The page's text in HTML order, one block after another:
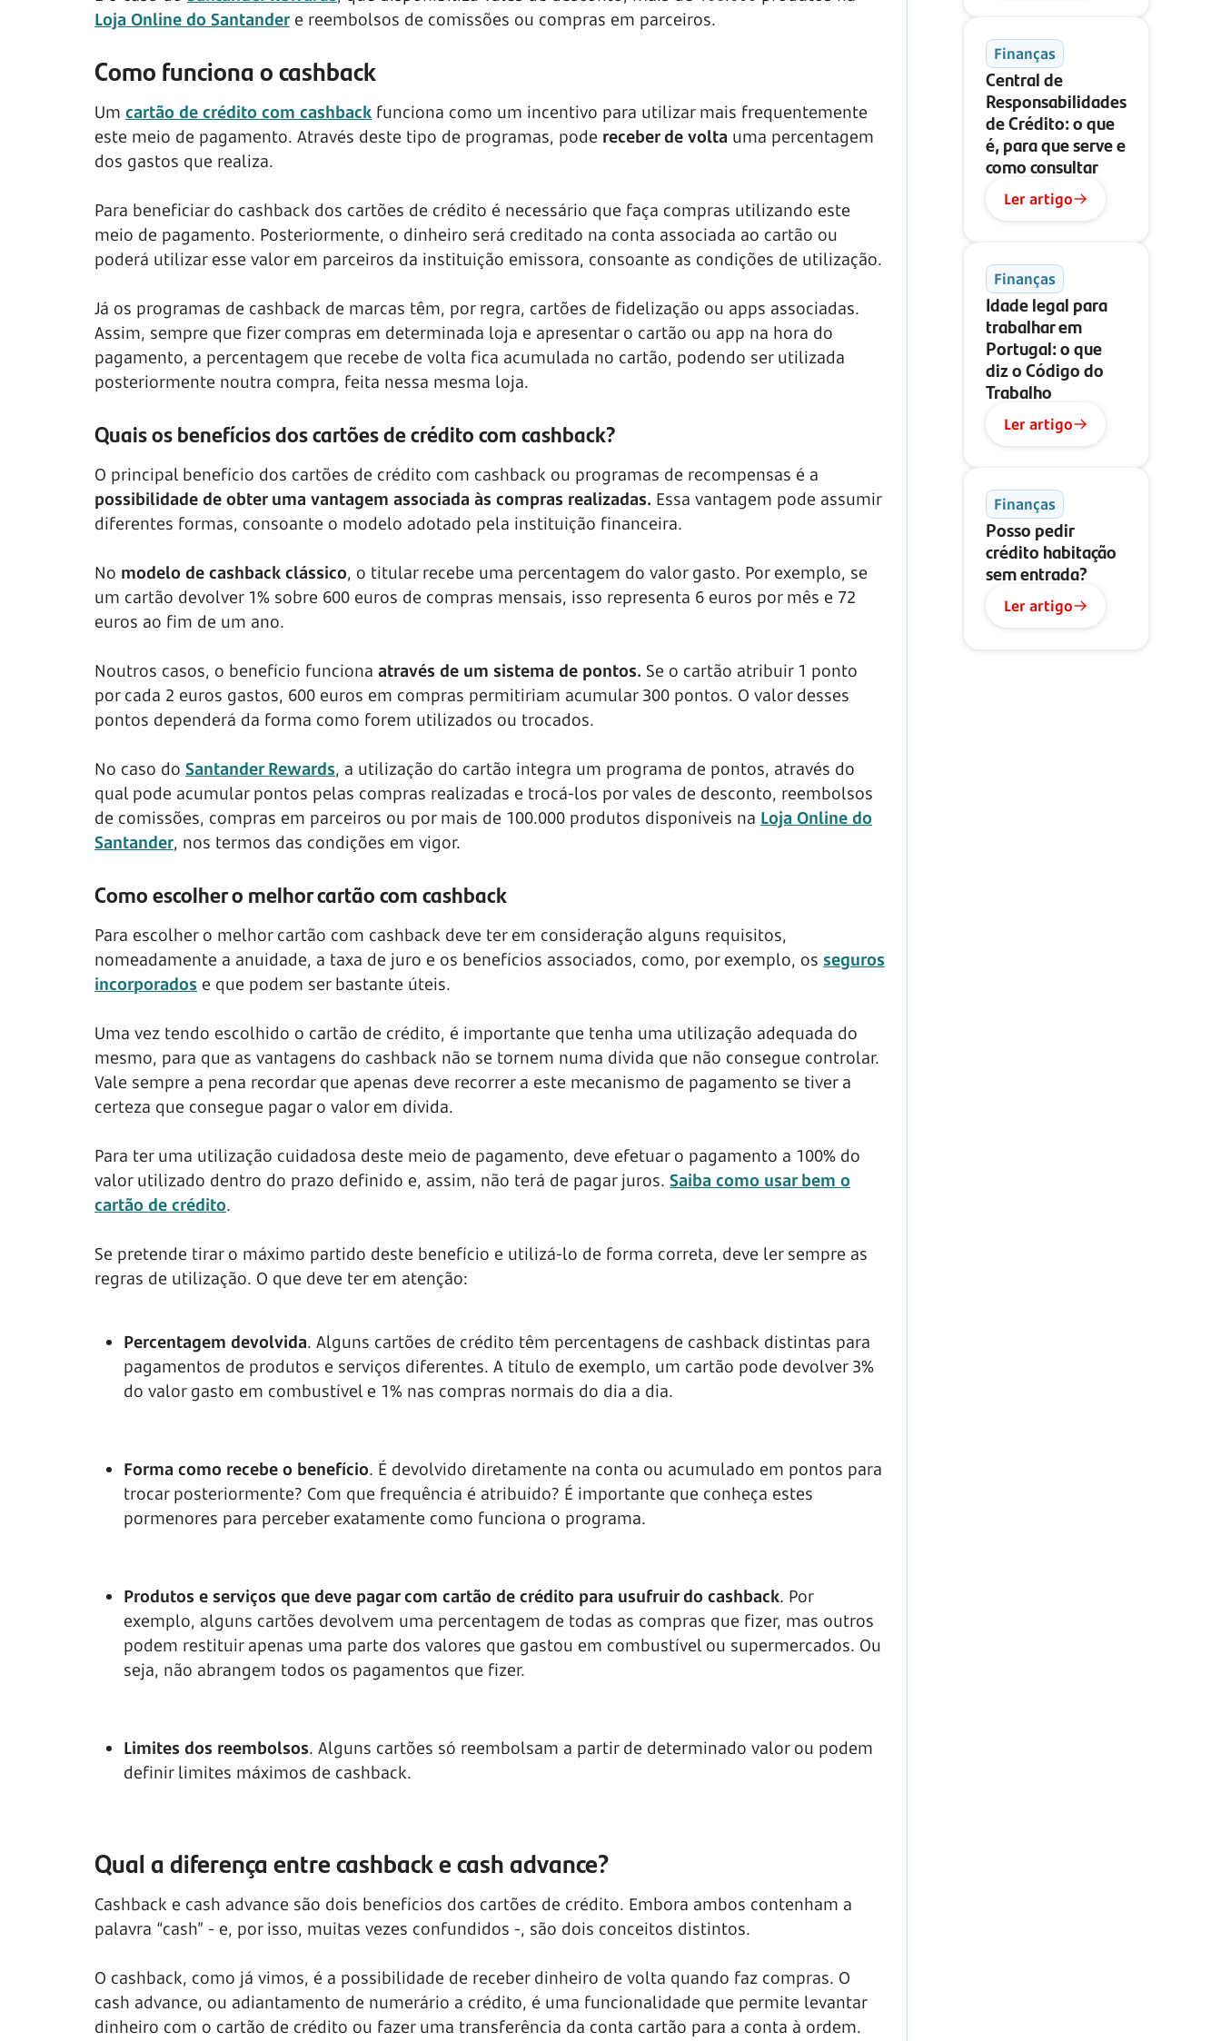
Loja Online do Santander e reembolsos de comissões ou compras em parceiros.
Como funciona o cashback
Um cartão de crédito com cashback funciona como um incentivo para utilizar mais frequentemente
este meio de pagamento. Através deste tipo de programas, pode receber de volta uma percentagem
dos gastos que realiza.
Para beneficiar do cashback dos cartões de crédito é necessário que faça compras utilizando este
meio de pagamento. Posteriormente, o dinheiro será creditado na conta associada ao cartão ou
poderá utilizar esse valor em parceiros da instituição emissora, consoante as condições de utilização.
Já os programas de cashback de marcas têm, por regra, cartões de fidelização ou apps associadas.
Assim, sempre que fizer compras em determinada loja e apresentar o cartão ou app na hora do
pagamento, a percentagem que recebe de volta fica acumulada no cartão, podendo ser utilizada
posteriormente noutra compra, feita nessa mesma loja.
Quais os benefícios dos cartões de crédito com cashback?
O principal benefício dos cartões de crédito com cashback ou programas de recompensas é a
possibilidade de obter uma vantagem associada às compras realizadas. Essa vantagem pode assumir
diferentes formas, consoante o modelo adotado pela instituição financeira.
No modelo de cashback clássico, o titular recebe uma percentagem do valor gasto. Por exemplo, se
um cartão devolver 1% sobre 600 euros de compras mensais, isso representa 6 euros por mês e 72
euros ao fim de um ano.
Noutros casos, o benefício funciona através de um sistema de pontos. Se o cartão atribuir 1 ponto
por cada 2 euros gastos, 600 euros em compras permitiriam acumular 300 pontos. O valor desses
pontos dependerá da forma como forem utilizados ou trocados.
No caso do Santander Rewards, a utilização do cartão integra um programa de pontos, através do
qual pode acumular pontos pelas compras realizadas e trocá-los por vales de desconto, reembolsos
de comissões, compras em parceiros ou por mais de 100.000 produtos disponíveis na Loja Online do
Santander, nos termos das condições em vigor.
Como escolher o melhor cartão com cashback
Para escolher o melhor cartão com cashback deve ter em consideração alguns requisitos,
nomeadamente a anuidade, a taxa de juro e os benefícios associados, como, por exemplo, os seguros
incorporados e que podem ser bastante úteis.
Uma vez tendo escolhido o cartão de crédito, é importante que tenha uma utilização adequada do
mesmo, para que as vantagens do cashback não se tornem numa dívida que não consegue controlar.
Vale sempre a pena recordar que apenas deve recorrer a este mecanismo de pagamento se tiver a
certeza que consegue pagar o valor em dívida.
Para ter uma utilização cuidadosa deste meio de pagamento, deve efetuar o pagamento a 100% do
valor utilizado dentro do prazo definido e, assim, não terá de pagar juros. Saiba como usar bem o
cartão de crédito.
Se pretende tirar o máximo partido deste benefício e utilizá-lo de forma correta, deve ler sempre as
regras de utilização. O que deve ter em atenção:
Percentagem devolvida. Alguns cartões de crédito têm percentagens de cashback distintas para
pagamentos de produtos e serviços diferentes. A título de exemplo, um cartão pode devolver 3%
do valor gasto em combustível e 1% nas compras normais do dia a dia.
Forma como recebe o benefício. É devolvido diretamente na conta ou acumulado em pontos para
trocar posteriormente? Com que frequência é atribuído? É importante que conheça estes
pormenores para perceber exatamente como funciona o programa.
Produtos e serviços que deve pagar com cartão de crédito para usufruir do cashback. Por
exemplo, alguns cartões devolvem uma percentagem de todas as compras que fizer, mas outros
podem restituir apenas uma parte dos valores que gastou em combustível ou supermercados. Ou
seja, não abrangem todos os pagamentos que fizer.
Limites dos reembolsos. Alguns cartões só reembolsam a partir de determinado valor ou podem
definir limites máximos de cashback.
Qual a diferença entre cashback e cash advance?
Cashback e cash advance são dois benefícios dos cartões de crédito. Embora ambos contenham a
palavra “cash” - e, por isso, muitas vezes confundidos -, são dois conceitos distintos.
O cashback, como já vimos, é a possibilidade de receber dinheiro de volta quando faz compras. O
cash advance, ou adiantamento de numerário a crédito, é uma funcionalidade que permite levantar
dinheiro com o cartão de crédito ou fazer uma transferência da conta cartão para a conta à ordem.
Finanças
Central de
Responsabilidades
de Crédito: o que
é, para que serve e
como consultar
Ler artigo
Finanças
Idade legal para
trabalhar em
Portugal: o que
diz o Código do
Trabalho
Ler artigo
Finanças
Posso pedir
crédito habitação
sem entrada?
Ler artigo